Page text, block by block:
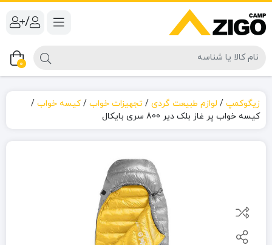
/
0
زیگوکمپ / لوازم طبیعت گردی / تجهیزات خواب /کیسه خواب /
کیسه خواب پر غاز بلک دیر 800 سری بایکال